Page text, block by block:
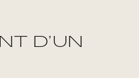
D’UN